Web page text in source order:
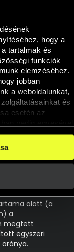
hogy a
tartalmak és
funkciók
elemzéséhez.
jobban
a weboldalunkat,
és
esetén az
engedélyez.
információkat
találsz!
nyomon.
mindig
ideje alatt.
az a
érte el az
amely a
belüli
alatt (a
a
megtett
egyszeri